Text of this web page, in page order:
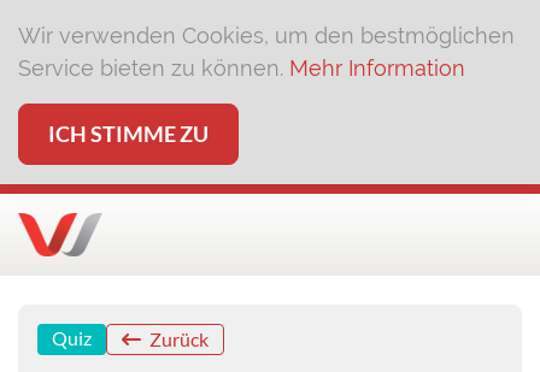
Wir verwenden Cookies, um den bestmöglichen
Service bieten zu können. Mehr Information
ICH STIMME ZU
Quiz Zurück